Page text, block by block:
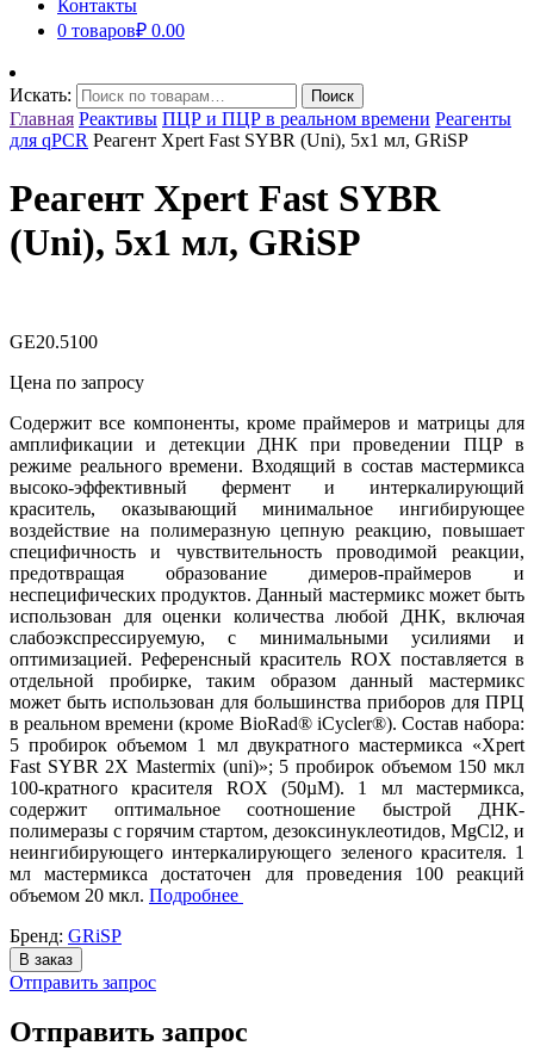
Контакты
0 товаров₽ 0.00
Искать: Поиск
Главная Реактивы ПЦР и ПЦР в реальном времени Реагенты
для qPCR Реагент Xpert Fast SYBR (Uni), 5х1 мл, GRiSP
Реагент Xpert Fast SYBR
(Uni), 5х1 мл, GRiSP
GE20.5100
Цена по запросу
Содержит все компоненты, кроме праймеров и матрицы для
амплификации и детекции ДНК при проведении ПЦР в
режиме реального времени. Входящий в состав мастермикса
высоко-эффективный фермент и интеркалирующий
краситель, оказывающий минимальное ингибирующее
воздействие на полимеразную цепную реакцию, повышает
специфичность и чувствительность проводимой реакции,
предотвращая образование димеров-праймеров и
неспецифических продуктов. Данный мастермикс может быть
использован для оценки количества любой ДНК, включая
слабоэкспрессируемую, с минимальными усилиями и
оптимизацией. Референсный краситель ROX поставляется в
отдельной пробирке, таким образом данный мастермикс
может быть использован для большинства приборов для ПРЦ
в реальном времени (кроме BioRad® iCycler®). Состав набора:
5 пробирок объемом 1 мл двукратного мастермикса «Xpert
Fast SYBR 2X Mastermix (uni)»; 5 пробирок объемом 150 мкл
100-кратного красителя ROX (50µM). 1 мл мастермикса,
содержит оптимальное соотношение быстрой ДНК-
полимеразы с горячим стартом, дезоксинуклеотидов, MgCl2, и
неингибирующего интеркалирующего зеленого красителя. 1
мл мастермикса достаточен для проведения 100 реакций
объемом 20 мкл. Подробнее
Бренд: GRiSP
В заказ
Отправить запрос
Отправить запрос